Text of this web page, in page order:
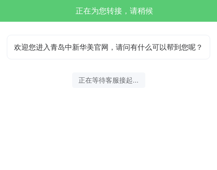
正在为您转接，请稍候
欢迎您进入青岛中新华美官网，请问有什么可以帮到您呢？
正在等待客服接起...